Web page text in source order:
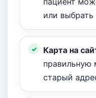
или выбрать
Карта на
правильную
старый